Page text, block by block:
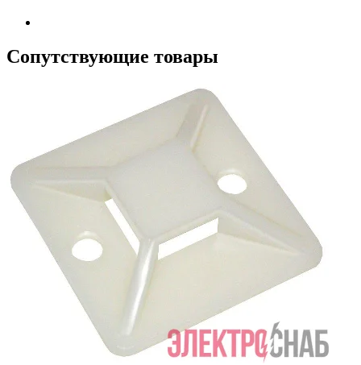
Сопутствующие товары